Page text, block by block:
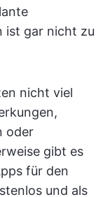
ist gar nicht zu
nicht viel
oder
gibt es
für den
und als